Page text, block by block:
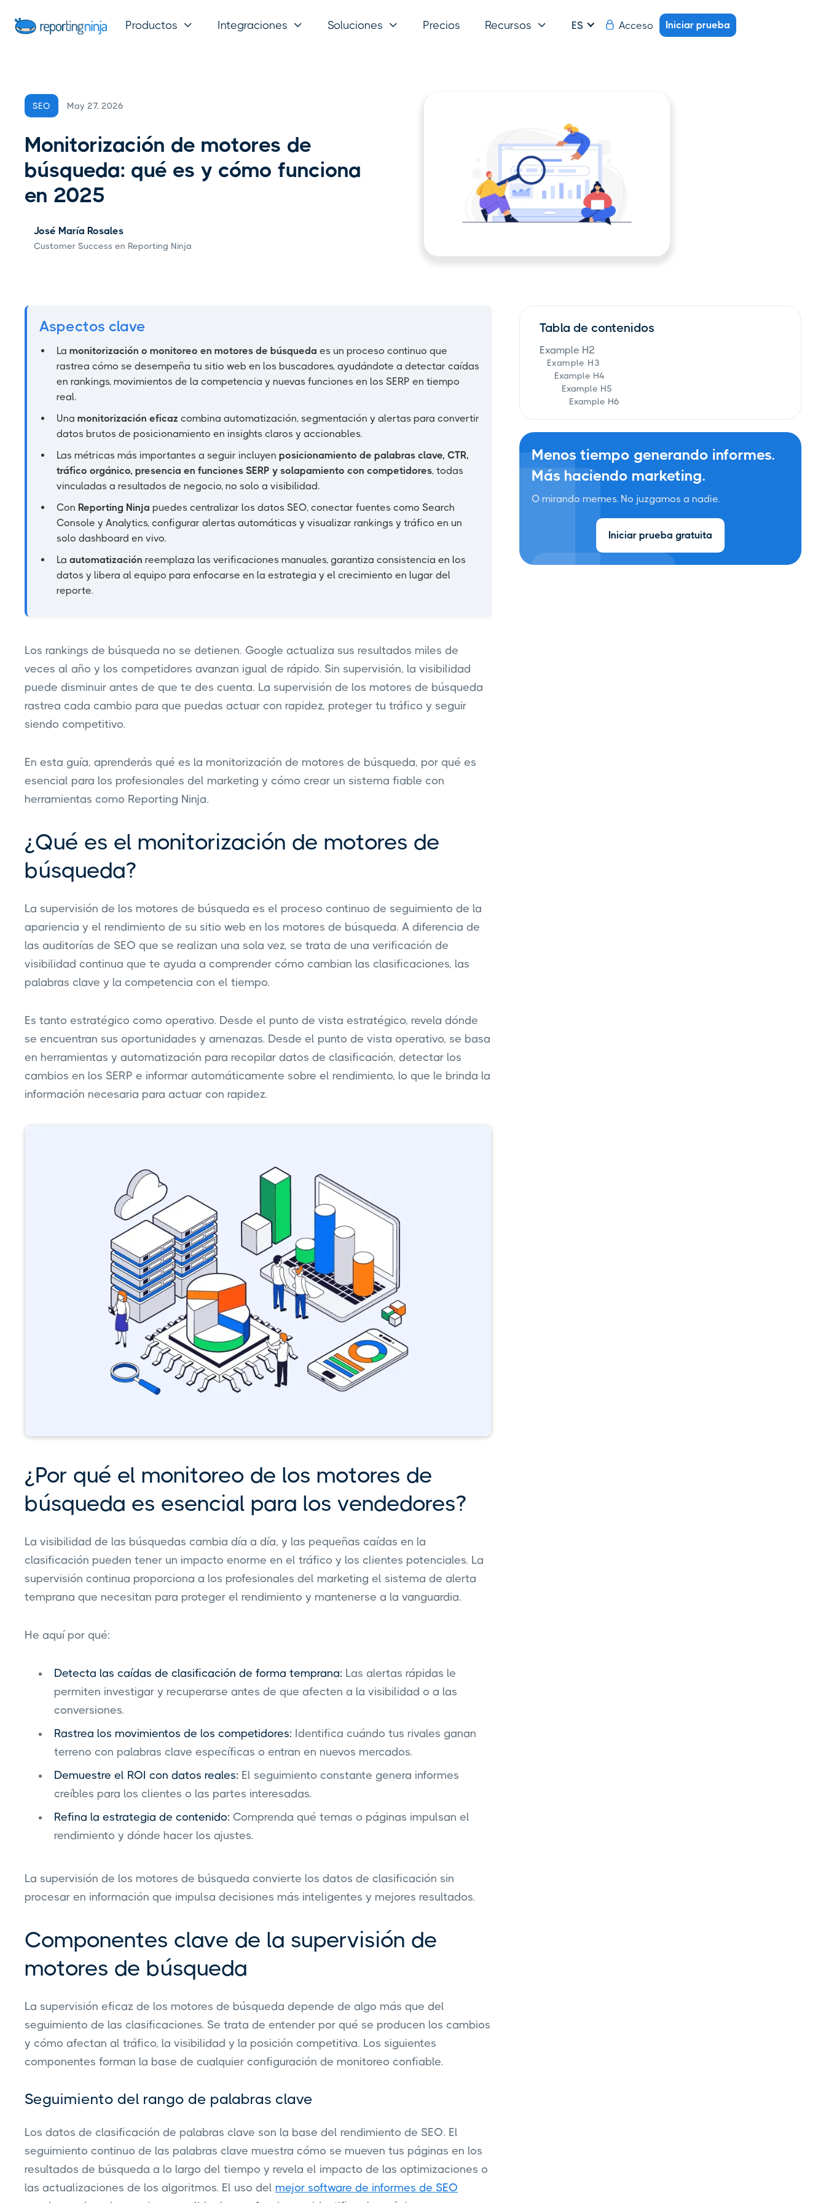
Productos  Integraciones  Soluciones  Precios Recursos  ES  Acceso Iniciar prueba
SEO May 27, 2026
Monitorización de motores de
búsqueda: qué es y cómo funciona
en 2025
José María Rosales
Customer Success en Reporting Ninja
Aspectos clave
La monitorización o monitoreo en motores de búsqueda es un proceso continuo que
rastrea cómo se desempeña tu sitio web en los buscadores, ayudándote a detectar caídas
en rankings, movimientos de la competencia y nuevas funciones en los SERP en tiempo
real.
Una monitorización eficaz combina automatización, segmentación y alertas para convertir
datos brutos de posicionamiento en insights claros y accionables.
Las métricas más importantes a seguir incluyen posicionamiento de palabras clave, CTR,
tráfico orgánico, presencia en funciones SERP y solapamiento con competidores, todas
vinculadas a resultados de negocio, no solo a visibilidad.
Con Reporting Ninja puedes centralizar los datos SEO, conectar fuentes como Search
Console y Analytics, configurar alertas automáticas y visualizar rankings y tráfico en un
solo dashboard en vivo.
La automatización reemplaza las verificaciones manuales, garantiza consistencia en los
datos y libera al equipo para enfocarse en la estrategia y el crecimiento en lugar del
reporte.
Los rankings de búsqueda no se detienen. Google actualiza sus resultados miles de
veces al año y los competidores avanzan igual de rápido. Sin supervisión, la visibilidad
puede disminuir antes de que te des cuenta. La supervisión de los motores de búsqueda
rastrea cada cambio para que puedas actuar con rapidez, proteger tu tráfico y seguir
siendo competitivo.
En esta guía, aprenderás qué es la monitorización de motores de búsqueda, por qué es
esencial para los profesionales del marketing y cómo crear un sistema fiable con
herramientas como Reporting Ninja.
¿Qué es el monitorización de motores de
búsqueda?
La supervisión de los motores de búsqueda es el proceso continuo de seguimiento de la
apariencia y el rendimiento de su sitio web en los motores de búsqueda. A diferencia de
las auditorías de SEO que se realizan una sola vez, se trata de una verificación de
visibilidad continua que te ayuda a comprender cómo cambian las clasificaciones, las
palabras clave y la competencia con el tiempo.
Es tanto estratégico como operativo. Desde el punto de vista estratégico, revela dónde
se encuentran sus oportunidades y amenazas. Desde el punto de vista operativo, se basa
en herramientas y automatización para recopilar datos de clasificación, detectar los
cambios en los SERP e informar automáticamente sobre el rendimiento, lo que le brinda la
información necesaria para actuar con rapidez.
¿Por qué el monitoreo de los motores de
búsqueda es esencial para los vendedores?
La visibilidad de las búsquedas cambia día a día, y las pequeñas caídas en la
clasificación pueden tener un impacto enorme en el tráfico y los clientes potenciales. La
supervisión continua proporciona a los profesionales del marketing el sistema de alerta
temprana que necesitan para proteger el rendimiento y mantenerse a la vanguardia.
He aquí por qué:
Detecta las caídas de clasificación de forma temprana: Las alertas rápidas le
permiten investigar y recuperarse antes de que afecten a la visibilidad o a las
conversiones.
Rastrea los movimientos de los competidores: Identifica cuándo tus rivales ganan
terreno con palabras clave específicas o entran en nuevos mercados.
Demuestre el ROI con datos reales: El seguimiento constante genera informes
creíbles para los clientes o las partes interesadas.
Refina la estrategia de contenido: Comprenda qué temas o páginas impulsan el
rendimiento y dónde hacer los ajustes.
La supervisión de los motores de búsqueda convierte los datos de clasificación sin
procesar en información que impulsa decisiones más inteligentes y mejores resultados.
Componentes clave de la supervisión de
motores de búsqueda
La supervisión eficaz de los motores de búsqueda depende de algo más que del
seguimiento de las clasificaciones. Se trata de entender por qué se producen los cambios
y cómo afectan al tráfico, la visibilidad y la posición competitiva. Los siguientes
componentes forman la base de cualquier configuración de monitoreo confiable.
Seguimiento del rango de palabras clave
Los datos de clasificación de palabras clave son la base del rendimiento de SEO. El
seguimiento continuo de las palabras clave muestra cómo se mueven tus páginas en los
resultados de búsqueda a lo largo del tiempo y revela el impacto de las optimizaciones o
las actualizaciones de los algoritmos. El uso del mejor software de informes de SEO
Tabla de contenidos
Example H2
Example H3
Example H4
Example H5
Example H6
Menos tiempo generando informes.
Más haciendo marketing.
O mirando memes. No juzgamos a nadie.
Iniciar prueba gratuita